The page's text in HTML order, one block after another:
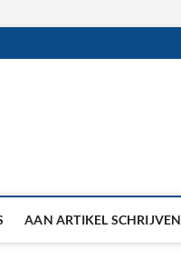
AAN ARTIKEL SCHRIJVEN